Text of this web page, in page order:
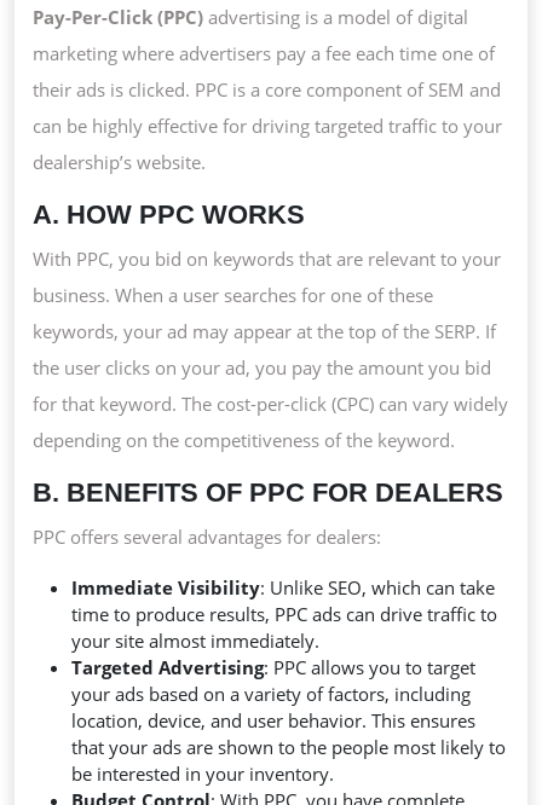
Pay-Per-Click (PPC) advertising is a model of digital
marketing where advertisers pay a fee each time one of
their ads is clicked. PPC is a core component of SEM and
can be highly effective for driving targeted traffic to your
dealership’s website.
A. HOW PPC WORKS
With PPC, you bid on keywords that are relevant to your
business. When a user searches for one of these
keywords, your ad may appear at the top of the SERP. If
the user clicks on your ad, you pay the amount you bid
for that keyword. The cost-per-click (CPC) can vary widely
depending on the competitiveness of the keyword.
B. BENEFITS OF PPC FOR DEALERS
PPC offers several advantages for dealers:
Immediate Visibility: Unlike SEO, which can take
time to produce results, PPC ads can drive traffic to
your site almost immediately.
Targeted Advertising: PPC allows you to target
your ads based on a variety of factors, including
location, device, and user behavior. This ensures
that your ads are shown to the people most likely to
be interested in your inventory.
Budget Control: With PPC, you have complete